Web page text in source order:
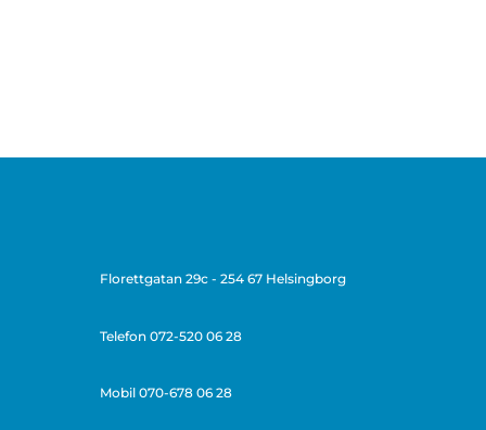
Florettgatan 29c - 254 67 Helsingborg
Telefon 072-520 06 28
Mobil 070-678 06 28